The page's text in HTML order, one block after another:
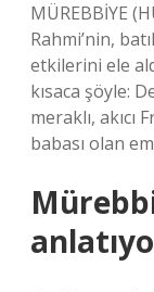
MÜREBBİYE
Rahmi’nin,
etkilerini ele
kısaca şöyle:
meraklı, akıcı
babası olan